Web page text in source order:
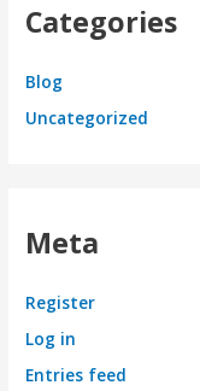
Categories
Blog
Uncategorized
Meta
Register
Log in
Entries feed